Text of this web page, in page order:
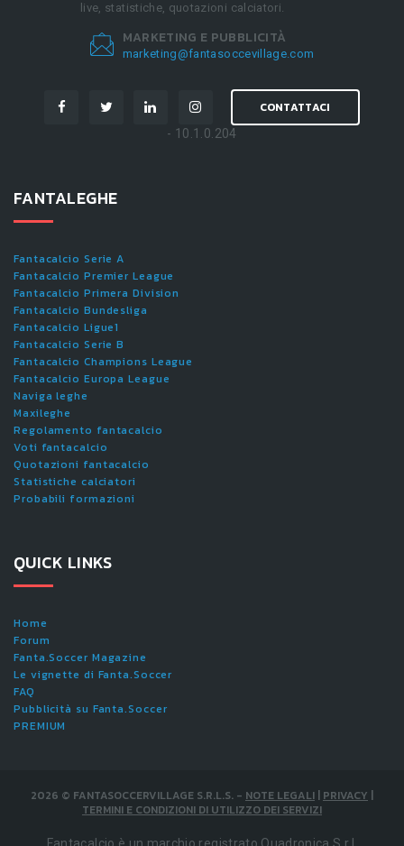
live, statistiche, quotazioni calciatori.
MARKETING E PUBBLICITÀ
marketing@fantasoccevillage.com
CONTATTACI
- 10.1.0.204
FANTALEGHE
Fantacalcio Serie A
Fantacalcio Premier League
Fantacalcio Primera Division
Fantacalcio Bundesliga
Fantacalcio Ligue1
Fantacalcio Serie B
Fantacalcio Champions League
Fantacalcio Europa League
Naviga leghe
Maxileghe
Regolamento fantacalcio
Voti fantacalcio
Quotazioni fantacalcio
Statistiche calciatori
Probabili formazioni
QUICK LINKS
Home
Forum
Fanta.Soccer Magazine
Le vignette di Fanta.Soccer
FAQ
Pubblicità su Fanta.Soccer
PREMIUM
2026 © FANTASOCCERVILLAGE S.R.L.S. - NOTE LEGALI | PRIVACY |
TERMINI E CONDIZIONI DI UTILIZZO DEI SERVIZI